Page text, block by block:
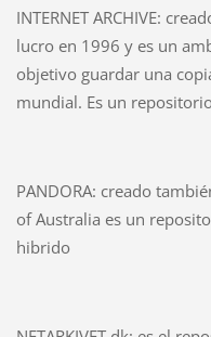
INTERNET ARCHIVE:
lucro en 1996 y es un
objetivo guardar una
mundial. Es un
PANDORA: creado
of Australia es un
hibrido